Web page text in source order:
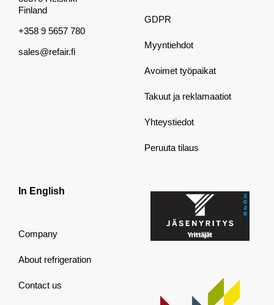
Finland
+358 9 5657 780
sales@refair.fi
GDPR
Myyntiehdot
Avoimet työpaikat
Takuut ja reklamaatiot
Yhteystiedot
Peruuta tilaus
In English
Company
About refrigeration
Contact us